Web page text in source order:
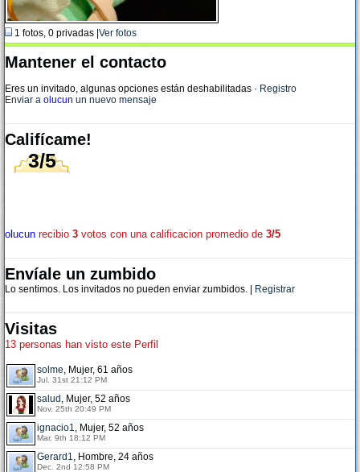
1 fotos, 0 privadas | Ver fotos
Mantener el contacto
Eres un invitado, algunas opciones están deshabilitadas · Registro
Enviar a olucun un nuevo mensaje
Califícame!
3/5
olucun recibio 3 votos con una calificacion promedio de 3/5
Envíale un zumbido
Lo sentimos. Los invitados no pueden enviar zumbidos. | Registrar
Visitas
13 personas han visto este Perfil
solme, Mujer, 61 años
Jul. 31st 21:12 PM
salud , Mujer, 52 años
Nov. 25th 20:49 PM
ignacio1, Mujer, 52 años
Mar. 9th 18:12 PM
Gerard1, Hombre, 24 años
Dec. 2nd 12:58 PM